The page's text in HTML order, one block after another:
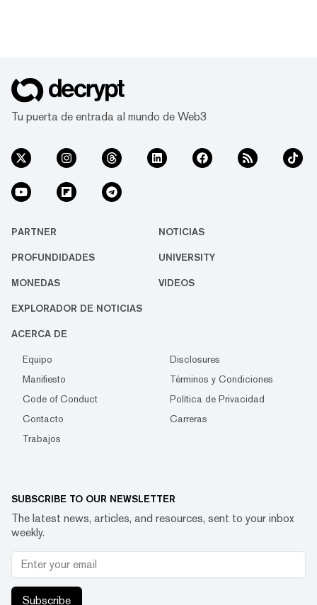
Tu puerta de entrada al mundo de Web3
PARTNER NOTICIAS
PROFUNDIDADES UNIVERSITY
MONEDAS VIDEOS
EXPLORADOR DE NOTICIAS
ACERCA DE
Equipo
Disclosures
Manifiesto
Términos y Condiciones
Code of Conduct
Política de Privacidad
Contacto
Carreras
Trabajos
SUBSCRIBE TO OUR NEWSLETTER
The latest news, articles, and resources, sent to your inbox
weekly.
Subscribe